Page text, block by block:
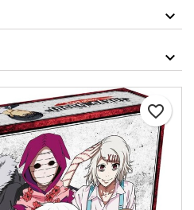
favorite_border